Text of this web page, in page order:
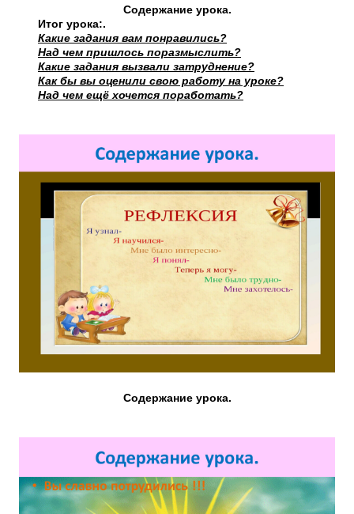
Содержание урока.
Итог урока:.
Какие задания вам понравились?
Над чем пришлось поразмыслить?
Какие задания вызвали затруднение?
Как бы вы оценили свою работу на уроке?
Над чем ещё хочется поработать?
Содержание урока.